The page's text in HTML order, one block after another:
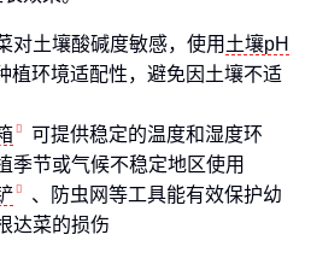
对土壤酸碱度敏感，使用 土壤pH
植环境适配性，避免因土壤不适
可提供稳定的温度和湿度环
季节或气候不稳定地区使用
、防虫网等工具能有效保护幼
达菜的损伤